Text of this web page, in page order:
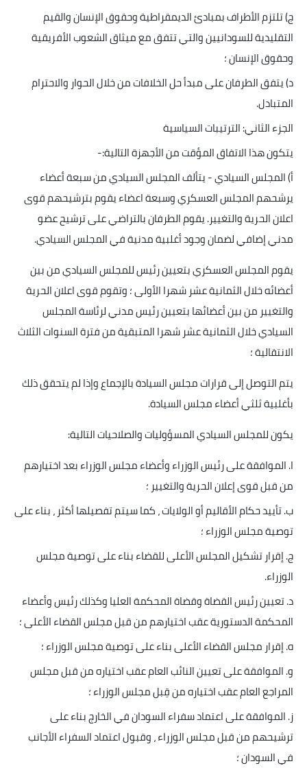
ج) تلتزم الأطراف بمبادئ الديمقراطية وحقوق الإنسان والقيم
التقليدية للسودانيين والتي تتفق مع ميثاق الشعوب الأفريقية
وحقوق الإنسان ؛
د) يتفق الطرفان على مبدأ حل الخلافات من خلال الحوار والاحترام
المتبادل.
الجزء الثاني: الترتيبات السياسية
يتكون هذا الاتفاق المؤقت من الأجهزة التالية:-
أ) المجلس السيادي - يتألف المجلس السيادي من سبعة أعضاء
يرشحهم المجلس العسكري وسبعة اعضاء يقوم بترشيحهم قوى
اعلان الحرية والتغيير. يقوم الطرفان بالتراضي على ترشيح عضو
مدني إضافي لضمان وجود أغلبية مدنية في المجلس السيادي.
يقوم المجلس العسكري بتعيين رئيس للمجلس السيادي من بين
أعضائه خلال الثمانية عشر شهرا الأولى ؛ وتقوم قوى اعلان الحرية
والتغيير من بين أعضائها بتعيين رئيس مدني لرئاسة المجلس
السيادي خلال الثمانية عشر شهرا المتبقية من فترة السنوات الثلاث
الانتقالية ؛
يتم التوصل إلى قرارات مجلس السيادة بالإجماع وإذا لم يتحقق ذلك
بأغلبية ثلثي أعضاء مجلس السيادة.
يكون للمجلس السيادي المسؤوليات والصلاحيات التالية:
ا. الموافقة على رئيس الوزراء وأعضاء مجلس الوزراء بعد اختيارهم
من قبل قوى إعلان الحرية والتغيير ؛
ب. تأييد حكام الأقاليم أو الولايات ، كما سيتم تفصيلها أكثر ، بناء على
توصية مجلس الوزراء ؛
ج. إقرار تشكيل المجلس الأعلى للقضاء بناء على توصية مجلس
الوزراء.
د. تعيين رئيس القضاة وقضاة المحكمة العليا وكذلك رئيس وأعضاء
المحكمة الدستورية عقب اختيارهم من قبل مجلس القضاء الأعلى ؛
ه. إقرار مجلس القضاء الأعلى بناء على توصية مجلس الوزراء ؛
و. الموافقة على تعيين النائب العام عقب اختياره من قبل مجلس
المراجع العام عقب اختياره من قِبل مجلس الوزراء ؛
ز. الموافقة على اعتماد سفراء السودان في الخارج بناء على
ترشيحهم من قبل مجلس الوزراء ، وقبول اعتماد السفراء الأجانب
في السودان ؛